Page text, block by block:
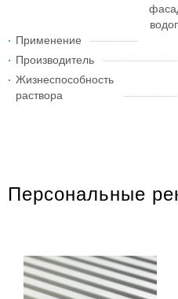
Применение
Производитель
Жизнеспособность
раствора
Персональные